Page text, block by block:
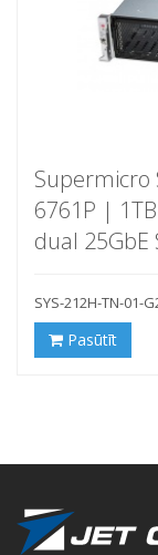
Supermicro
6761P |
dual 25GbE
SYS-212H-TN-01-
Pasūtīt